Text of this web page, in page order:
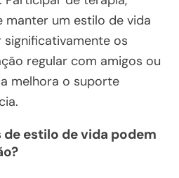
manter um estilo de vida
significativamente os
regular com amigos ou
melhora o suporte
estilo de vida podem